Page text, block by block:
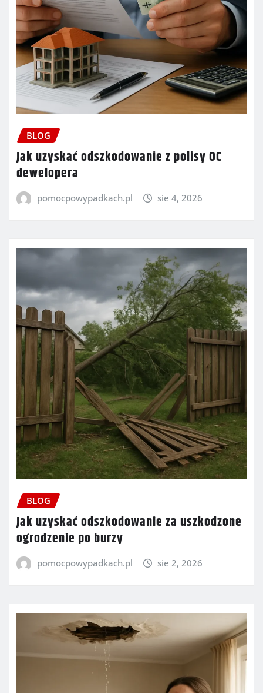
BLOG
Jak uzyskać odszkodowanie z polisy OC
dewelopera
pomocpowypadkach.pl sie 4, 2026
BLOG
Jak uzyskać odszkodowanie za uszkodzone
ogrodzenie po burzy
pomocpowypadkach.pl sie 2, 2026